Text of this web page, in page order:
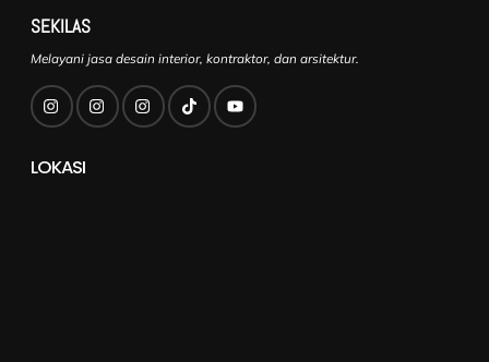
SEKILAS
Melayani jasa desain interior, kontraktor, dan arsitektur.
LOKASI